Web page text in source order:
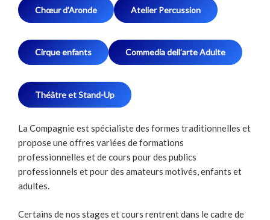
Chœur d’Aronde Atelier Percussion
Cirque enfants Commedia dell’arte Adulte
Théâtre et Stand-Up
La Compagnie est spécialiste des formes traditionnelles et
propose une offres variées de formations
professionnelles et de cours pour des publics
professionnels et pour des amateurs motivés, enfants et
adultes.
Certains de nos stages et cours rentrent dans le cadre de